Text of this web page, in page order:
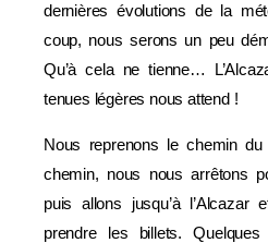
dernières évolutions de la
coup, nous serons un peu
Qu’à cela ne tienne…
tenues légères nous attend !
Nous reprenons le chemin
chemin, nous nous arrêtons
puis allons jusqu’à
prendre les billets.